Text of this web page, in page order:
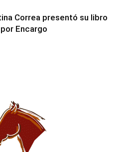
Correa presentó su libro
Encargo